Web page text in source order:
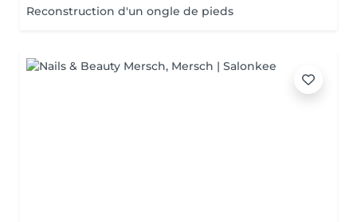
Reconstruction d'un ongle de pieds